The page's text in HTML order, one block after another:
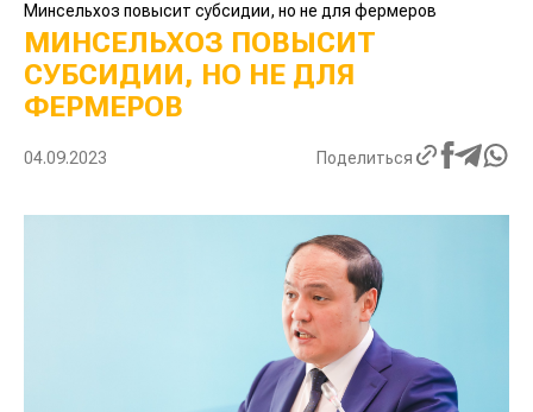
Минсельхоз повысит субсидии, но не для фермеров
МИНСЕЛЬХОЗ ПОВЫСИТ
СУБСИДИИ, НО НЕ ДЛЯ
ФЕРМЕРОВ
04.09.2023 Поделиться